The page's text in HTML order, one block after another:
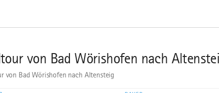
von Bad Wörishofen nach
von Bad Wörishofen nach Altensteig